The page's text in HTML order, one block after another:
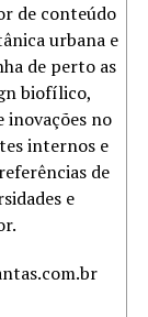
de conteúdo
urbana e
de perto as
biofílico,
inovações no
internos e
de
e